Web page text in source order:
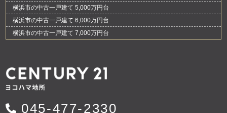
横浜市の中古一戸建て 5,000万円台
横浜市の中古一戸建て 6,000万円台
横浜市の中古一戸建て 7,000万円台
045-477-2330